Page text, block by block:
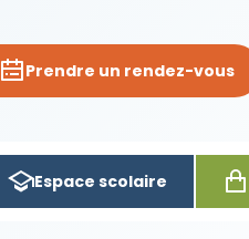
Prendre un rendez-vous
Espace scolaire